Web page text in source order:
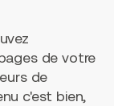
de votre
de
c'est bien,